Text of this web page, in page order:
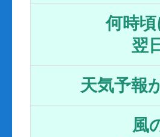
何時
翌
天気予報
風